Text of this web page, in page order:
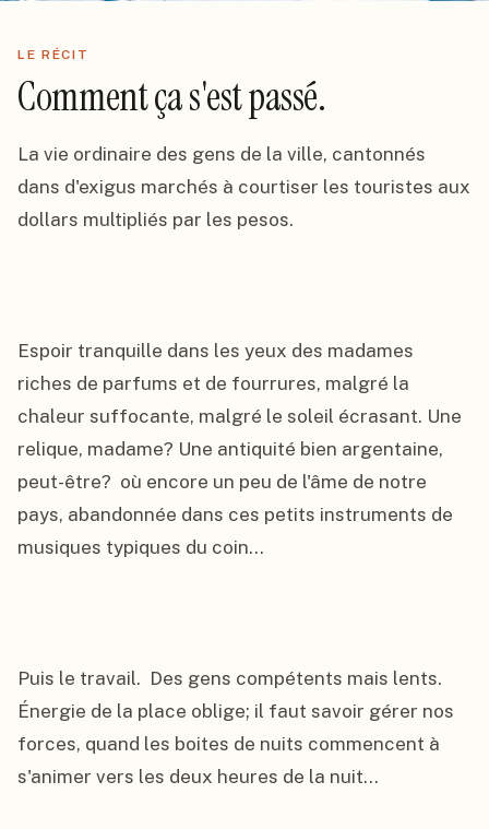
LE RÉCIT
Comment ça s'est passé.
La vie ordinaire des gens de la ville, cantonnés
dans d'exigus marchés à courtiser les touristes aux
dollars multipliés par les pesos.
Espoir tranquille dans les yeux des madames
riches de parfums et de fourrures, malgré la
chaleur suffocante, malgré le soleil écrasant. Une
relique, madame? Une antiquité bien argentaine,
peut-être?  où encore un peu de l'âme de notre
pays, abandonnée dans ces petits instruments de
musiques typiques du coin...
Puis le travail.  Des gens compétents mais lents.
Énergie de la place oblige; il faut savoir gérer nos
forces, quand les boites de nuits commencent à
s'animer vers les deux heures de la nuit...